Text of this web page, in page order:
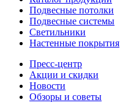
Подвесные потолки
Подвесные системы
Светильники
Настенные покрытия
Пресс-центр
Акции и скидки
Новости
Обзоры и советы